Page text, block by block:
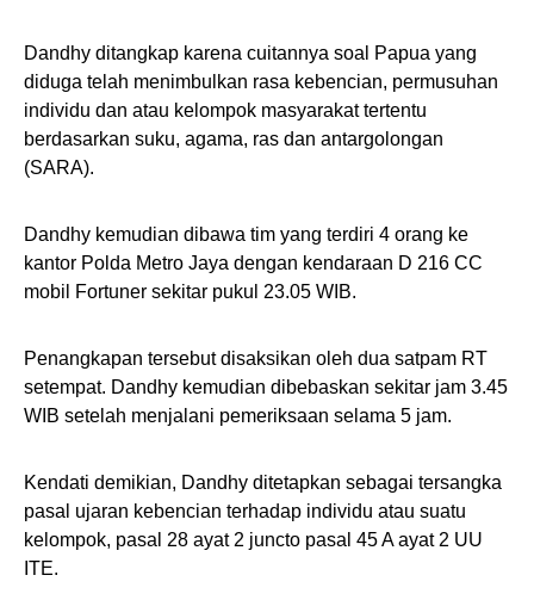
Dandhy ditangkap karena cuitannya soal Papua yang
diduga telah menimbulkan rasa kebencian, permusuhan
individu dan atau kelompok masyarakat tertentu
berdasarkan suku, agama, ras dan antargolongan
(SARA).
Dandhy kemudian dibawa tim yang terdiri 4 orang ke
kantor Polda Metro Jaya dengan kendaraan D 216 CC
mobil Fortuner sekitar pukul 23.05 WIB.
Penangkapan tersebut disaksikan oleh dua satpam RT
setempat. Dandhy kemudian dibebaskan sekitar jam 3.45
WIB setelah menjalani pemeriksaan selama 5 jam.
Kendati demikian, Dandhy ditetapkan sebagai tersangka
pasal ujaran kebencian terhadap individu atau suatu
kelompok, pasal 28 ayat 2 juncto pasal 45 A ayat 2 UU
ITE.